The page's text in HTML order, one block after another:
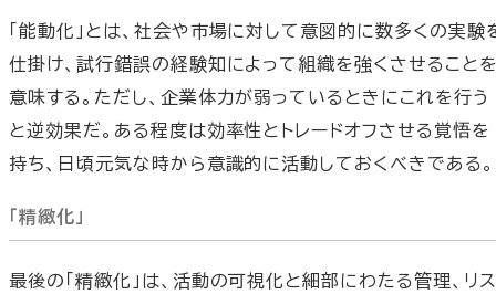
「能動化」とは、社会や市場に対して意図的に数多くの実験
仕掛け、試行錯誤の経験知によって組織を強くさせること
意味する。ただし、企業体力が弱っているときにこれを行う
と逆効果だ。ある程度は効率性とトレードオフさせる覚悟を
持ち、日頃元気な時から意識的に活動しておくべきである。
「精緻化」
最後の「精緻化」は、活動の可視化と細部にわたる管理、リス